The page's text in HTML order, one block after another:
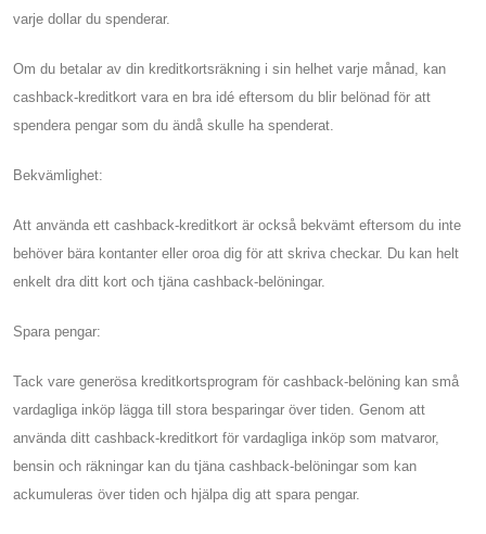
varje dollar du spenderar.
Om du betalar av din kreditkortsräkning i sin helhet varje månad, kan
cashback-kreditkort vara en bra idé eftersom du blir belönad för att
spendera pengar som du ändå skulle ha spenderat.
Bekvämlighet:
Att använda ett cashback-kreditkort är också bekvämt eftersom du inte
behöver bära kontanter eller oroa dig för att skriva checkar. Du kan helt
enkelt dra ditt kort och tjäna cashback-belöningar.
Spara pengar:
Tack vare generösa kreditkortsprogram för cashback-belöning kan små
vardagliga inköp lägga till stora besparingar över tiden. Genom att
använda ditt cashback-kreditkort för vardagliga inköp som matvaror,
bensin och räkningar kan du tjäna cashback-belöningar som kan
ackumuleras över tiden och hjälpa dig att spara pengar.